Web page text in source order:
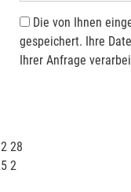
Die von Ihnen
gespeichert. Ihre
Ihrer Anfrage
28
2